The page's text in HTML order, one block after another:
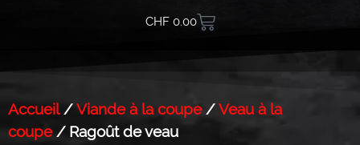
CHF0.00
Accueil/Viande à la coupe/Veau à la
coupe/ Ragoût de veau